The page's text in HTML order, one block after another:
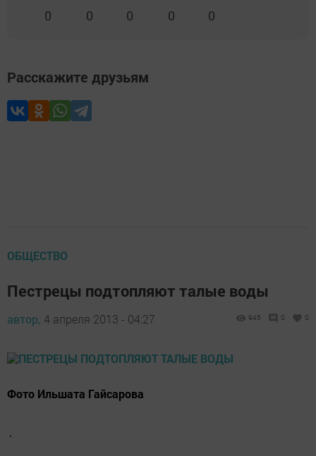
0 0 0 0 0
Расскажите друзьям
ОБЩЕСТВО
Пестрецы подтопляют талые воды
автор, 4 апреля 2013 - 04:27 945 0 0
Фото Ильшата Гайсарова